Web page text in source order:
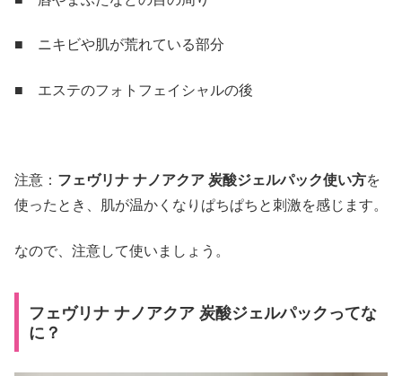
■ ニキビや肌が荒れている部分
■ エステのフォトフェイシャルの後
注意： フェヴリナ ナノアクア 炭酸ジェルパック使い方を
使ったとき、肌が温かくなりぱちぱちと刺激を感じます。
なので、注意して使いましょう。
フェヴリナ ナノアクア 炭酸ジェルパックってな
に？